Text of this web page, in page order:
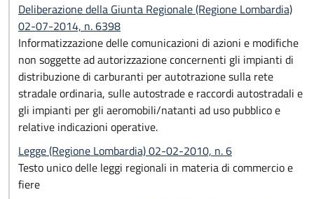
Deliberazione della Giunta Regionale (Regione Lombardia)
02-07-2014, n. 6398
Informatizzazione delle comunicazioni di azioni e modifiche
non soggette ad autorizzazione concernenti gli impianti di
distribuzione di carburanti per autotrazione sulla rete
stradale ordinaria, sulle autostrade e raccordi autostradali e
gli impianti per gli aeromobili/natanti ad uso pubblico e
relative indicazioni operative.
Legge (Regione Lombardia) 02-02-2010, n. 6
Testo unico delle leggi regionali in materia di commercio e
fiere